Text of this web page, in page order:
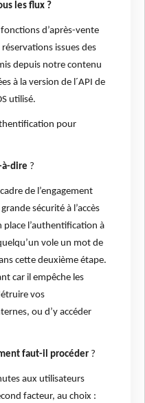
les flux ?
d’après-vente
issues des
depuis notre contenu
à la version de l´API de
utilisé.
pour
à-dire ?
de l’engagement
sécurité à l’accès
place l’authentification à
vole un mot de
cette deuxième étape.
car il empêche les
vos
ou d’y accéder
faut-il procéder ?
aux utilisateurs
facteur, au choix :